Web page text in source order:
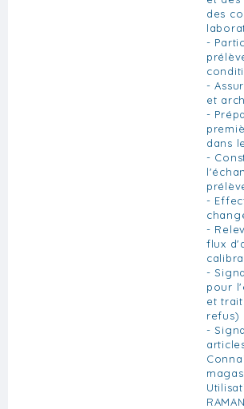
des
-
-
et
-
dans
-
-
-
flux
-
pour
et
refus)
-
RAMAN